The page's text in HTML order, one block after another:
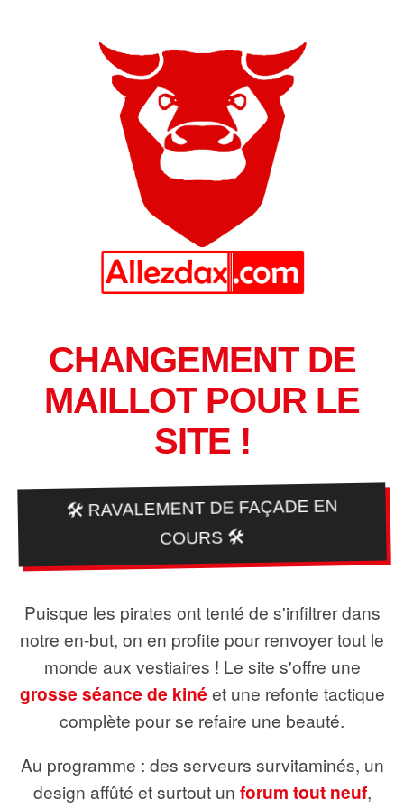
CHANGEMENT DE
MAILLOT POUR LE
SITE !
🛠️ RAVALEMENT DE FAÇADE EN
COURS 🛠️
Puisque les pirates ont tenté de s'infiltrer dans
notre en-but, on en profite pour renvoyer tout le
monde aux vestiaires ! Le site s'offre une
grosse séance de kiné et une refonte tactique
complète pour se refaire une beauté.
Au programme : des serveurs survitaminés, un
design affûté et surtout un forum tout neuf,